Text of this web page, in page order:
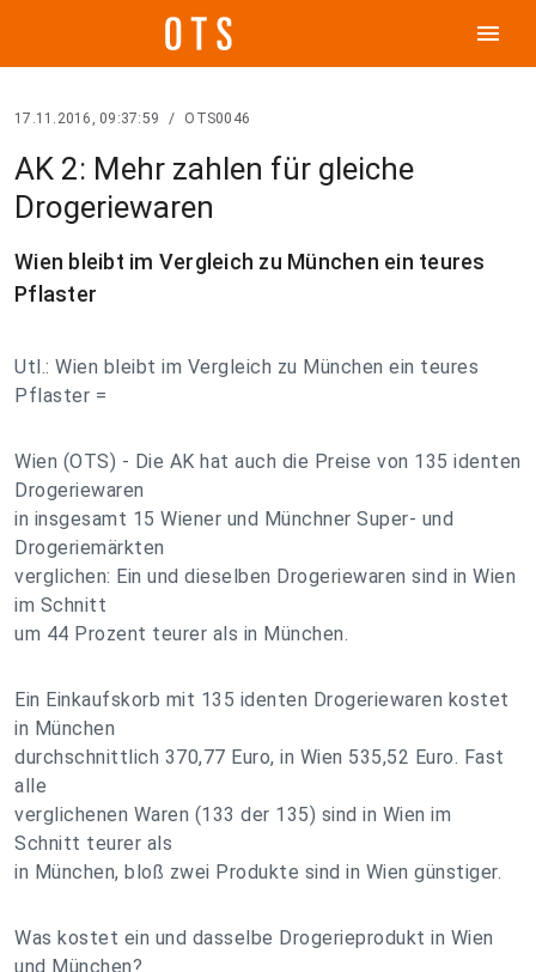
menu
17.11.2016, 09:37:59 / OTS0046
AK 2: Mehr zahlen für gleiche
Drogeriewaren
Wien bleibt im Vergleich zu München ein teures
Pflaster
Utl.: Wien bleibt im Vergleich zu München ein teures
Pflaster =
Wien (OTS) - Die AK hat auch die Preise von 135 identen
Drogeriewaren
in insgesamt 15 Wiener und Münchner Super- und
Drogeriemärkten
verglichen: Ein und dieselben Drogeriewaren sind in Wien
im Schnitt
um 44 Prozent teurer als in München.
Ein Einkaufskorb mit 135 identen Drogeriewaren kostet
in München
durchschnittlich 370,77 Euro, in Wien 535,52 Euro. Fast
alle
verglichenen Waren (133 der 135) sind in Wien im
Schnitt teurer als
in München, bloß zwei Produkte sind in Wien günstiger.
Was kostet ein und dasselbe Drogerieprodukt in Wien
und München?